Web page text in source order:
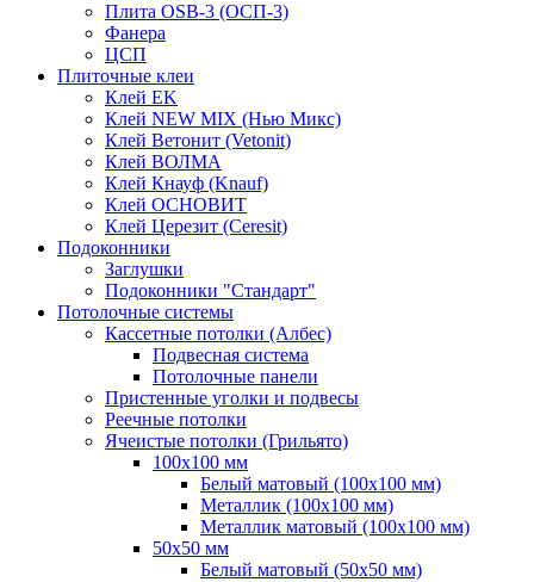
Плита OSB-3 (ОСП-3)
Фанера
ЦСП
Плиточные клеи
Клей EK
Клей NEW MIX (Нью Микс)
Клей Ветонит (Vetonit)
Клей ВОЛМА
Клей Кнауф (Knauf)
Клей ОСНОВИТ
Клей Церезит (Ceresit)
Подоконники
Заглушки
Подоконники "Стандарт"
Потолочные системы
Кассетные потолки (Албес)
Подвесная система
Потолочные панели
Пристенные уголки и подвесы
Реечные потолки
Ячеистые потолки (Грильято)
100х100 мм
Белый матовый (100х100 мм)
Металлик (100х100 мм)
Металлик матовый (100х100 мм)
50х50 мм
Белый матовый (50х50 мм)